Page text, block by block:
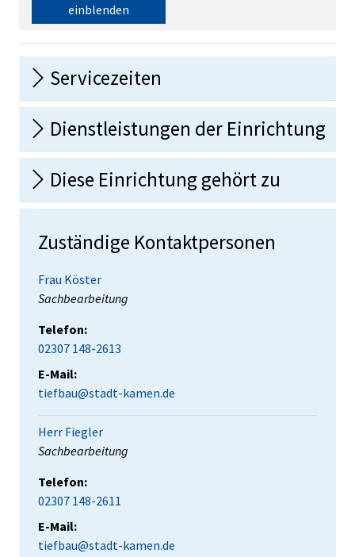
einblenden
Servicezeiten
Dienstleistungen der Einrichtung
Diese Einrichtung gehört zu
Zuständige Kontaktpersonen
Frau Köster
Position:
Sachbearbeitung
Telefon:
02307 148-2613
E-Mail:
tiefbau@stadt-kamen.de
Herr Fiegler
Position:
Sachbearbeitung
Telefon:
02307 148-2611
E-Mail:
tiefbau@stadt-kamen.de